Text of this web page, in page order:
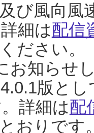
び風向風
細は配信
ださい。
お知らせ
版と
詳細は配
おりです